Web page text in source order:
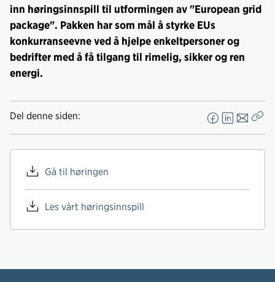
inn høringsinnspill til utformingen av "European grid
package". Pakken har som mål å styrke EUs
konkurranseevne ved å hjelpe enkeltpersoner og
bedrifter med å få tilgang til rimelig, sikker og ren
energi.
Del denne siden:
F
a
c
k
L
i
n
n
E
-
p
Gå til høringen
Les vårt høringsinnspill